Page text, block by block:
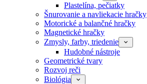
Plastelína, pečiatky
Šnurovanie a navliekacie hračky
Motorické a balančné hračky
Magnetické hračky
Zmysly, farby, triedenie
Hudobné nástroje
Geometrické tvary
Rozvoj reči
Biológia